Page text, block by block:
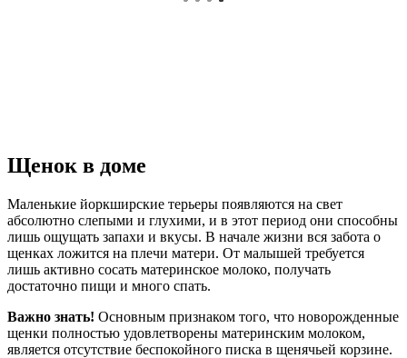
Щенок в доме
Маленькие йоркширские терьеры появляются на свет
абсолютно слепыми и глухими, и в этот период они способны
лишь ощущать запахи и вкусы. В начале жизни вся забота о
щенках ложится на плечи матери. От малышей требуется
лишь активно сосать материнское молоко, получать
достаточно пищи и много спать.
Важно знать! Основным признаком того, что новорожденные
щенки полностью удовлетворены материнским молоком,
является отсутствие беспокойного писка в щенячьей корзине.